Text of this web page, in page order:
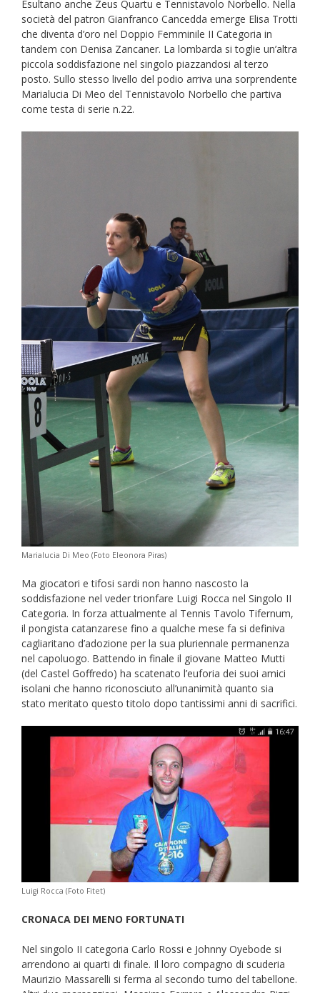
Esultano anche Zeus Quartu e Tennistavolo Norbello. Nella
società del patron Gianfranco Cancedda emerge Elisa Trotti
che diventa d’oro nel Doppio Femminile II Categoria in
tandem con Denisa Zancaner. La lombarda si toglie un’altra
piccola soddisfazione nel singolo piazzandosi al terzo
posto. Sullo stesso livello del podio arriva una sorprendente
Marialucia Di Meo del Tennistavolo Norbello che partiva
come testa di serie n.22.
Marialucia Di Meo (Foto Eleonora Piras)
Ma giocatori e tifosi sardi non hanno nascosto la
soddisfazione nel veder trionfare Luigi Rocca nel Singolo II
Categoria. In forza attualmente al Tennis Tavolo Tifernum,
il pongista catanzarese fino a qualche mese fa si definiva
cagliaritano d’adozione per la sua pluriennale permanenza
nel capoluogo. Battendo in finale il giovane Matteo Mutti
(del Castel Goffredo) ha scatenato l’euforia dei suoi amici
isolani che hanno riconosciuto all’unanimità quanto sia
stato meritato questo titolo dopo tantissimi anni di sacrifici.
Luigi Rocca (Foto Fitet)
CRONACA DEI MENO FORTUNATI
Nel singolo II categoria Carlo Rossi e Johnny Oyebode si
arrendono ai quarti di finale. Il loro compagno di scuderia
Maurizio Massarelli si ferma al secondo turno del tabellone.